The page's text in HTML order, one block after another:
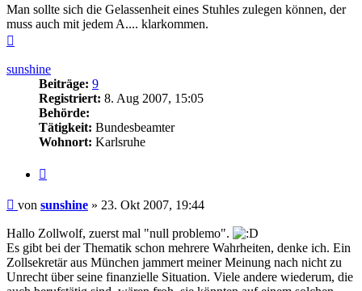
Man sollte sich die Gelassenheit eines Stuhles zulegen können, der
muss auch mit jedem A.... klarkommen.
sunshine
Beiträge: 9
Registriert: 8. Aug 2007, 15:05
Behörde:
Tätigkeit: Bundesbeamter
Wohnort: Karlsruhe
Beitrag
von sunshine » 23. Okt 2007, 19:44
Hallo Zollwolf, zuerst mal "null problemo".
Es gibt bei der Thematik schon mehrere Wahrheiten, denke ich. Ein
Zollsekretär aus München jammert meiner Meinung nach nicht zu
Unrecht über seine finanzielle Situation. Viele andere wiederum, die